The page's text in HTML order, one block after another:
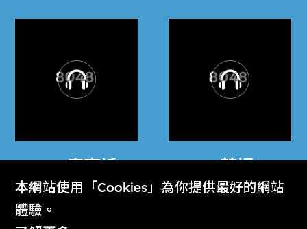
本網站使用「Cookies」為你提供最好的網站
體驗。
8048 (廣東話)
草間彌生
外衣
8048 (英語)
草間彌生